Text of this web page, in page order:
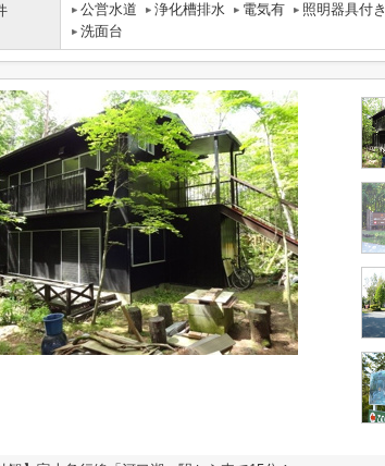
公営水道
浄化槽排水 電気有 照明器具付き
洗面台